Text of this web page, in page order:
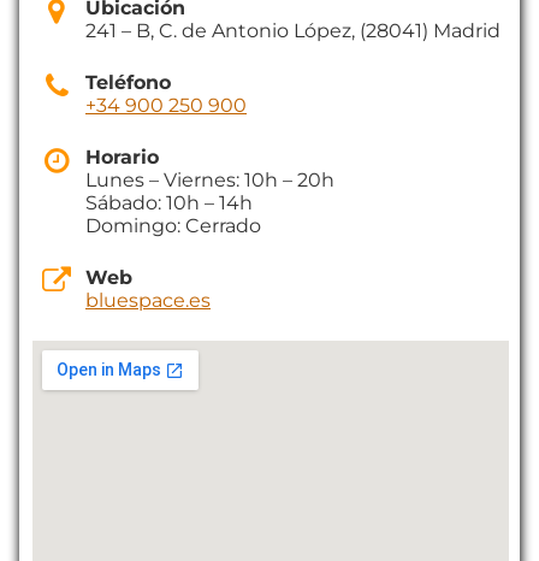
Ubicación
241 – B, C. de Antonio López, (28041) Madrid
Teléfono
+34 900 250 900
Horario
Lunes – Viernes: 10h – 20h
Sábado: 10h – 14h
Domingo: Cerrado
Web
bluespace.es